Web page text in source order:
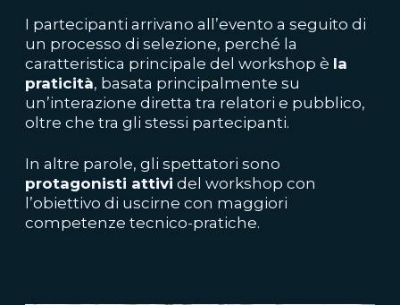
I partecipanti arrivano all’evento a seguito di
un processo di selezione, perché la
caratteristica principale del workshop è la
praticità, basata principalmente su
un’interazione diretta tra relatori e pubblico,
oltre che tra gli stessi partecipanti.
In altre parole, gli spettatori sono
protagonisti attivi del workshop con
l’obiettivo di uscirne con maggiori
competenze tecnico-pratiche.